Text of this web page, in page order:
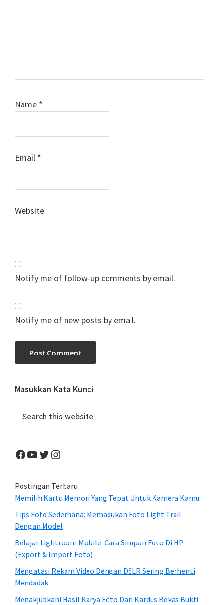
Name *
Email *
Website
Notify me of follow-up comments by email.
Notify me of new posts by email.
Primary
Sidebar
Masukkan Kata Kunci
this
website
Facebook
YouTube
Twitter
Instagram
Postingan Terbaru
Memilih Kartu Memori Yang Tepat Untuk Kamera Kamu
Tips Foto Sederhana: Memadukan Foto Light Trail
Dengan Model
Belajar Lightroom Mobile: Cara Simpan Foto Di HP
(Export & Import Foto)
Mengatasi Rekam Video Dengan DSLR Sering Berhenti
Mendadak
Menakjubkan! Hasil Karya Foto Dari Kardus Bekas Bukti